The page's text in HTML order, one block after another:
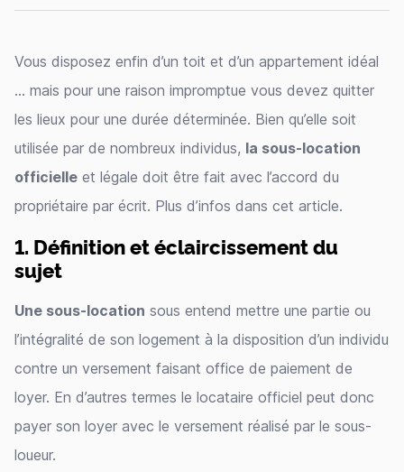
Vous disposez enfin d’un toit et d’un appartement idéal
... mais pour une raison impromptue vous devez quitter
les lieux pour une durée déterminée. Bien qu’elle soit
utilisée par de nombreux individus, la sous-location
officielle et légale doit être fait avec l’accord du
propriétaire par écrit. Plus d’infos dans cet article.
1. Définition et éclaircissement du
sujet
Une sous-location sous entend mettre une partie ou
l’intégralité de son logement à la disposition d’un individu
contre un versement faisant office de paiement de
loyer. En d’autres termes le locataire officiel peut donc
payer son loyer avec le versement réalisé par le sous-
loueur.